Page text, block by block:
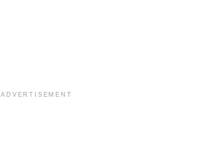
ADVERTISEMENT